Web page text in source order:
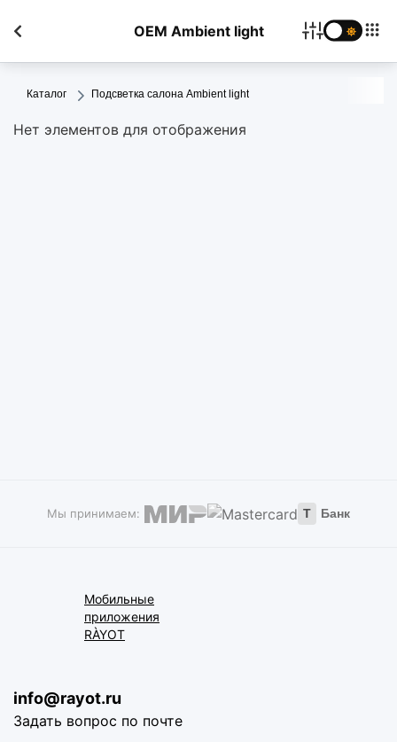
OEM Ambient light
Каталог Подсветка салона Ambient light
Нет элементов для отображения
Мы принимаем: Т Банк
Мобильные
приложения
RÀYOT
info@rayot.ru
Задать вопрос по почте